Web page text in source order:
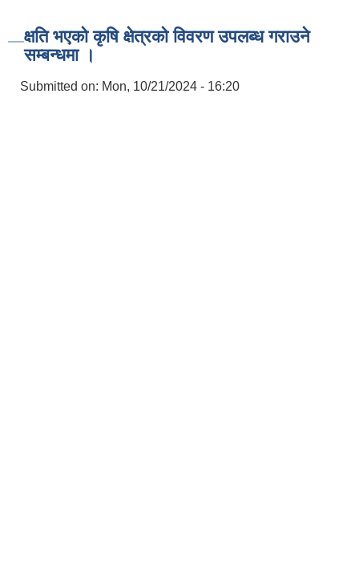
क्षति भएको कृषि क्षेत्रको विवरण उपलब्ध गराउने
सम्बन्धमा ।
Submitted on: Mon, 10/21/2024 - 16:20